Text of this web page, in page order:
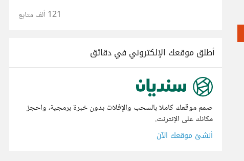
121 ألف متابع
أطلق موقعك الإلكتروني في دقائق
صمم موقعك كاملا بالسحب والإفلات بدون خبرة برمجية، واحجز
مكانك على الإنترنت.
أنشئ موقعك الآن